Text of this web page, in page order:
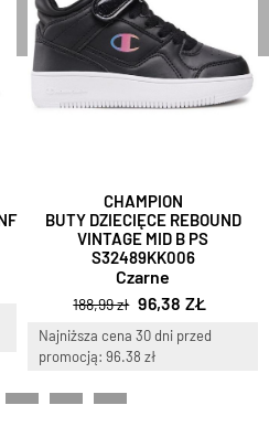
CHAMPION
BUTY DZIECIĘCE REBOUND
VINTAGE MID B PS
S32489KK006
Czarne
188,99 zł 96,38 ZŁ
Najniższa cena 30 dni przed
promocją: 96.38 zł